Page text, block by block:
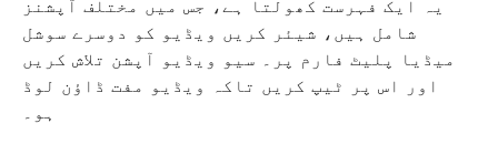
یہ ایک فہرست کھولتا ہے، جس میں مختلف آپشنز
شامل ہیں، شیئر کریں ویڈیو کو دوسرے سوشل
میڈیا پلیٹ فارم پر۔ سیو ویڈیو آپشن تلاش کریں
اور اس پر ٹیپ کریں تاکہ ویڈیو مفت ڈاؤن لوڈ
ہو۔